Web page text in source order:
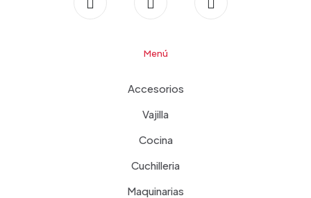
Menú
Accesorios
Vajilla
Cocina
Cuchilleria
Maquinarias